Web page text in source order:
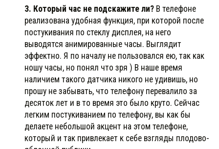
3. Который час не подскажите ли? В телефоне
реализована удобная функция, при которой после
постукивания по стеклу дисплея, на него
выводятся анимированные часы. Выглядит
эффектно. Я по началу не пользовался ею, так как
ношу часы, но понял что зря ) В наше время
наличием такого датчика никого не удивишь, но
прошу не забывать, что телефону перевалило за
десяток лет и в то время это было круто. Сейчас
легким постукиванием по телефону, вы как бы
делаете небольшой акцент на этом телефоне,
который и так привлекает к себе взгляды плодово-